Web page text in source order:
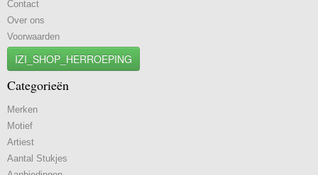
Contact
Over ons
Voorwaarden
IZI_SHOP_HERROEPING
Categorieën
Merken
Motief
Artiest
Aantal Stukjes